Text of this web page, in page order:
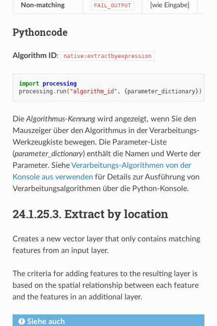
Non-matching FAIL_OUTPUT [wie Eingabe]
Pythoncode
Algorithm ID: native:extractbyexpression
import processing
processing . run( "algorithm_id" , {parameter_dictionary})
Die Algorithmus-Kennungwird angezeigt, wenn Sie den
Mauszeiger über den Algorithmus in der Verarbeitungs-
Werkzeugkiste bewegen. Die Parameter-Liste
(parameter_dictionary) enthält die Namen und Werte der
Parameter. SieheVerarbeitungs-Algorithmen von der
Konsole aus verwenden für Details zur Ausführung von
Verarbeitungsalgorithmen über die Python-Konsole.
24.1.25.3. Extract by location
Creates a new vector layer that only contains matching
features from an input layer.
The criteria for adding features to the resulting layer is
based on the spatial relationship between each feature
and the features in an additional layer.
Siehe auch